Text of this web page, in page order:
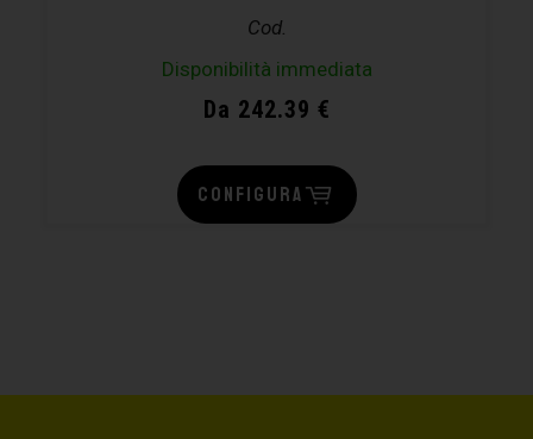
Cod.
Disponibilità immediata
Da 242.39 €
CONFIGURA